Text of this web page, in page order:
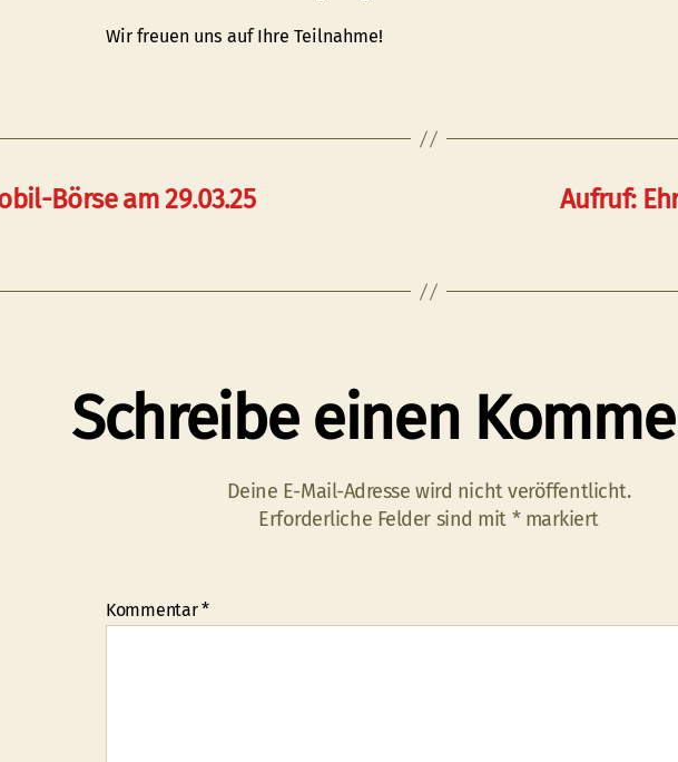
Wir freuen uns auf Ihre Teilnahme!
Börse am 29.03.25
Aufruf:
Schreibe einen
Deine E-Mail-Adresse wird nicht veröffentlicht.
Erforderliche Felder sind mit *markiert
Kommentar*